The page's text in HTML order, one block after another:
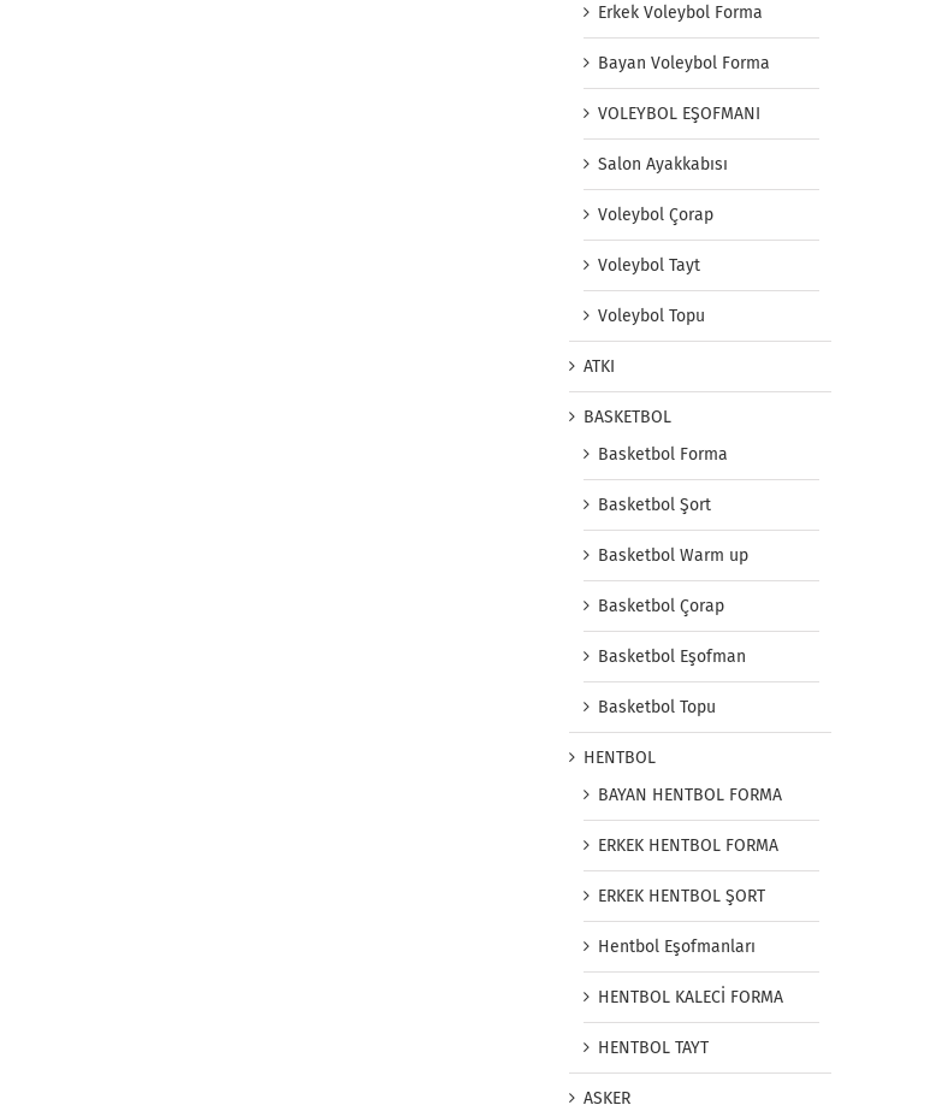
Erkek Voleybol Forma
Bayan Voleybol Forma
VOLEYBOL EŞOFMANI
Salon Ayakkabısı
Voleybol Çorap
Voleybol Tayt
Voleybol Topu
ATKI
BASKETBOL
Basketbol Forma
Basketbol Şort
Basketbol Warm up
Basketbol Çorap
Basketbol Eşofman
Basketbol Topu
HENTBOL
BAYAN HENTBOL FORMA
ERKEK HENTBOL FORMA
ERKEK HENTBOL ŞORT
Hentbol Eşofmanları
HENTBOL KALECİ FORMA
HENTBOL TAYT
ASKER